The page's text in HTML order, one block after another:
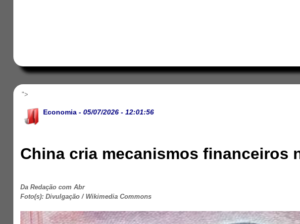
">
Economia - 05/07/2026 - 12:01:56
China cria mecanismos financeiros
Da Redação com Abr
Foto(s): Divulgação / Wikimedia Commons